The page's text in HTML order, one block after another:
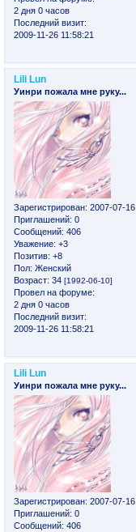
2 дня 0 часов
Последний визит:
2009-11-26 11:58:21
Lili Lun
Уинри пожала мне руку...
Зарегистрирован: 2007-07-16
Приглашений: 0
Сообщений: 406
Уважение: +3
Позитив: +8
Пол: Женский
Возраст: 34 [1992-06-10]
Провел на форуме:
2 дня 0 часов
Последний визит:
2009-11-26 11:58:21
Lili Lun
Уинри пожала мне руку...
Зарегистрирован: 2007-07-16
Приглашений: 0
Сообщений: 406